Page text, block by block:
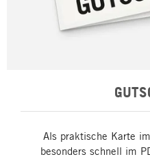
Als praktische Karte
besonders schnell im